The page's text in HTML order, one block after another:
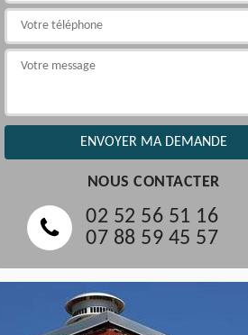
NOUS CONTACTER
02 52 56 51 16
07 88 59 45 57